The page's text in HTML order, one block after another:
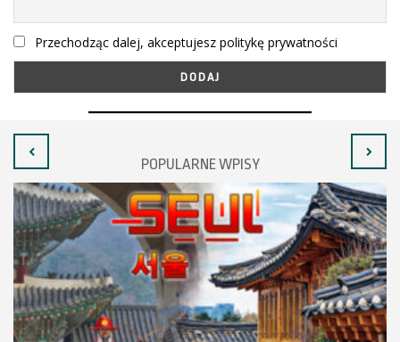
Przechodząc dalej, akceptujesz politykę prywatności
POPULARNE WPISY